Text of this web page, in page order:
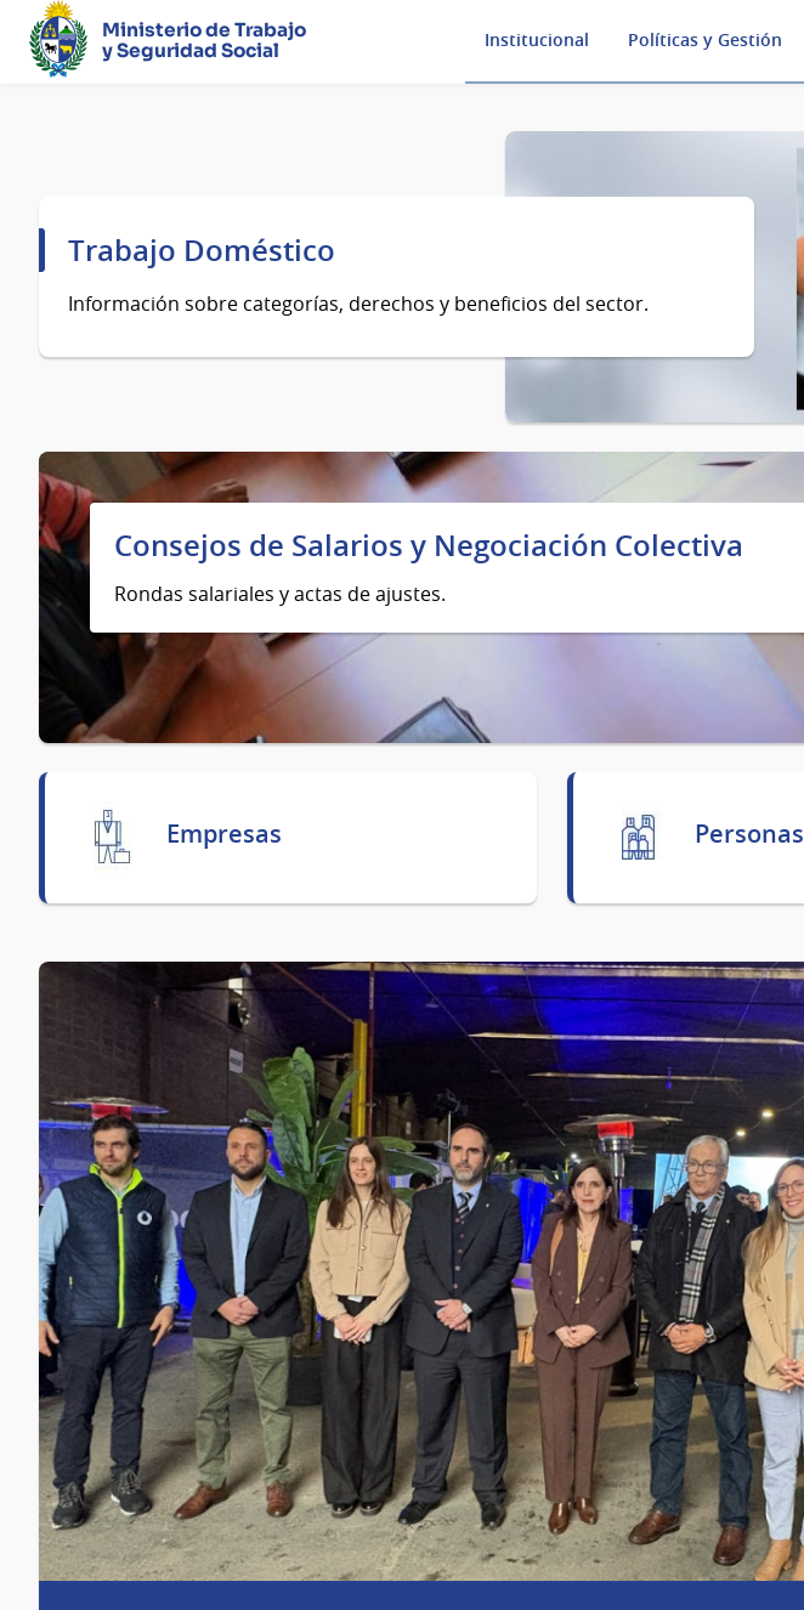
Ministerio de Trabajo
y Seguridad Social
Institucional Políticas y Gestión
principal
Trabajo Doméstico
Información sobre categorías, derechos y beneficios del sector.
Consejos de Salarios y Negociación Colectiva
Rondas salariales y actas de ajustes.
Empresas Personas